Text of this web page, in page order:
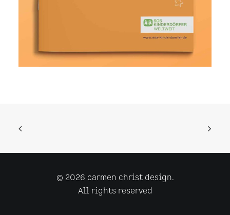
© 2026 carmen christ design.
All rights reserved